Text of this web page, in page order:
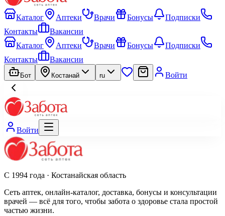
Каталог Аптеки Врачи Бонусы
Подписки
Контакты
Вакансии
Каталог
Аптеки Врачи Бонусы
Подписки
Контакты
Вакансии
Бот Костанай ru Войти
Войти
С 1994 года · Костанайская область
Сеть аптек, онлайн-каталог, доставка, бонусы и консультации
врачей — всё для того, чтобы забота о здоровье стала простой
частью жизни.